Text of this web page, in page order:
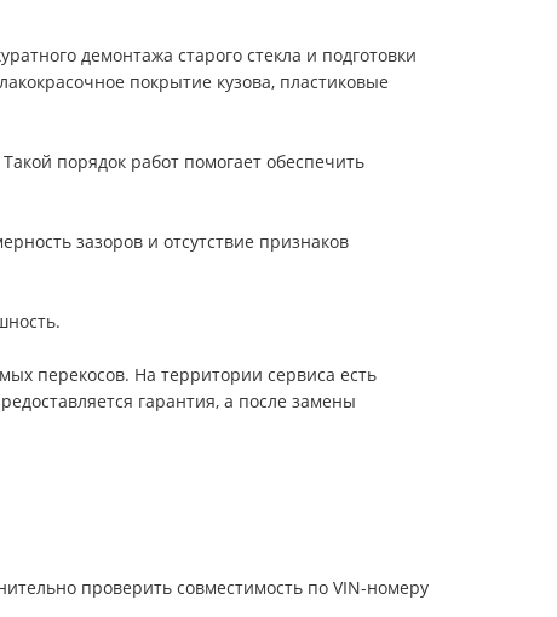
демонтажа старого стекла и подготовки
покрытие кузова, пластиковые
порядок работ помогает обеспечить
зазоров и отсутствие признаков
перекосов. На территории сервиса есть
гарантия, а после замены
проверить совместимость по VIN-номеру